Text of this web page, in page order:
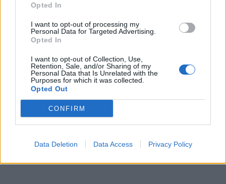
Opted In
I want to opt-out of processing my
Personal Data for Targeted Advertising.
Opted In
I want to opt-out of Collection, Use,
Retention, Sale, and/or Sharing of my
Personal Data that Is Unrelated with the
Purposes for which it was collected.
Opted Out
CONFIRM
Data Deletion Data Access Privacy Policy